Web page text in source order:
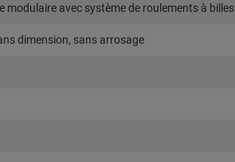
modulaire avec système de roulements à billes
dimension, sans arrosage